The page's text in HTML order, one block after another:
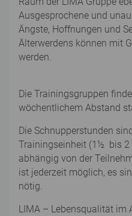
Ausgesprochene und
Ängste, Hoffnungen und
Älterwerdens können mit
werden.
Die Trainingsgruppen
wöchentlichem Abstand
Die Schnupperstunden
Trainingseinheit (1½ bis 2
abhängig von der
ist jederzeit möglich, es
nötig.
LIMA – Lebensqualität im